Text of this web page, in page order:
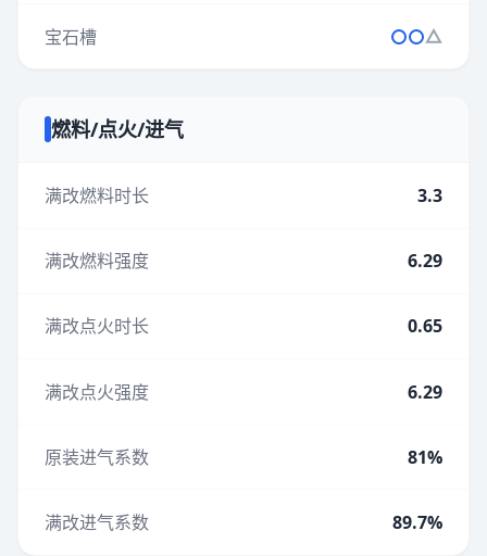
宝石槽
燃料/点火/进气
满改燃料时长 3.3
满改燃料强度 6.29
满改点火时长 0.65
满改点火强度 6.29
原装进气系数 81%
满改进气系数 89.7%